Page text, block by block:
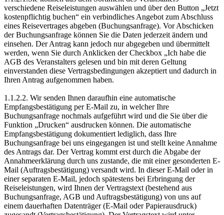
verschiedene Reiseleistungen auswählen und über den Button „Jetzt
kostenpflichtig buchen“ ein verbindliches Angebot zum Abschluss
eines Reisevertrages abgeben (Buchungsanfrage). Vor Abschicken
der Buchungsanfrage können Sie die Daten jederzeit ändern und
einsehen. Der Antrag kann jedoch nur abgegeben und übermittelt
werden, wenn Sie durch Anklicken der Checkbox „Ich habe die
AGB des Veranstalters gelesen und bin mit deren Geltung
einverstanden diese Vertragsbedingungen akzeptiert und dadurch in
Ihren Antrag aufgenommen haben.
1.1.2.2. Wir senden Ihnen daraufhin eine automatische
Empfangsbestätigung per E-Mail zu, in welcher Ihre
Buchungsanfrage nochmals aufgeführt wird und die Sie über die
Funktion „Drucken“ ausdrucken können. Die automatische
Empfangsbestätigung dokumentiert lediglich, dass Ihre
Buchungsanfrage bei uns eingegangen ist und stellt keine Annahme
des Antrags dar. Der Vertrag kommt erst durch die Abgabe der
Annahmeerklärung durch uns zustande, die mit einer gesonderten E-
Mail (Auftragsbestätigung) versandt wird. In dieser E-Mail oder in
einer separaten E-Mail, jedoch spätestens bei Erbringung der
Reiseleistungen, wird Ihnen der Vertragstext (bestehend aus
Buchungsanfrage, AGB und Auftragsbestätigung) von uns auf
einem dauerhaften Datenträger (E-Mail oder Papierausdruck)